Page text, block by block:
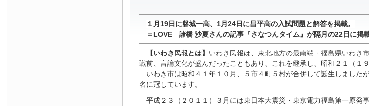
１月19日に磐城一高、1月24日に昌平高の入試問題と解答を掲載。
＝LOVE 諸橋 沙夏さんの記事『さなつんタイム』が隔月の22日に掲
【いわき民報とは】 いわき民報は、東北地方の最南端・福島県いわき
戦前、言論文化が盛んだったこともあり、これを継承し、昭和２１（１
いわき市は昭和４１年１０月、５市４町５村が合併して誕生しました
名に冠しています。
平成２３（２０１１）３月には東日本大震災・東京電力福島第一原発